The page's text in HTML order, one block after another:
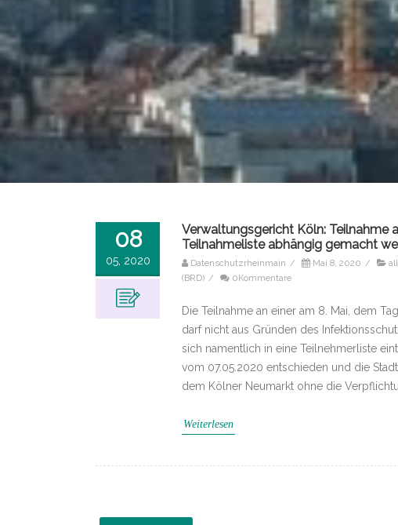
08
05, 2020
Verwaltungsgericht Köln: Teilnahme
Teilnahmeliste abhängig gemacht
Datenschutzrheinmain / Mai 8, 2020 /
(BRD) / 0Kommentare
Die Teilnahme an einer am 8. Mai, dem
darf nicht aus Gründen des
sich namentlich in eine Teilnehmerliste
vom 07.05.2020 entschieden und die
dem Kölner Neumarkt ohne die
Weiterlesen